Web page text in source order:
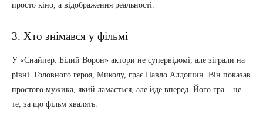
просто кіно, а відображення реальності.
3. Хто знімався у фільмі
У «Снайпер. Білий Ворон» актори не супервідомі, але зіграли на
рівні. Головного героя, Миколу, грає Павло Алдошин. Він показав
простого мужика, який ламається, але йде вперед. Його гра – це
те, за що фільм хвалять.